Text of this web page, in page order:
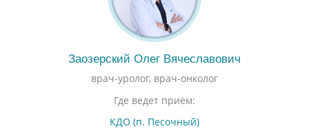
Заозерский Олег Вячеславович
врач-уролог, врач-онколог
Где ведет приём:
КДО (п. Песочный)